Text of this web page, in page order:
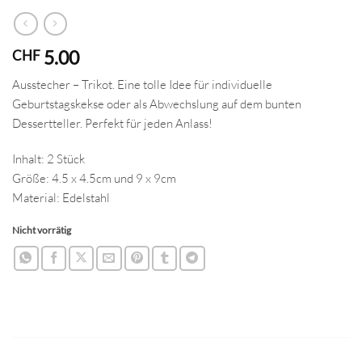
CHF 5.00
Ausstecher – Trikot. Eine tolle Idee für individuelle
Geburtstagskekse oder als Abwechslung auf dem bunten
Dessertteller. Perfekt für jeden Anlass!
Inhalt: 2 Stück
Größe: 4.5 x 4.5cm und 9 x 9cm
Material: Edelstahl
Nicht vorrätig